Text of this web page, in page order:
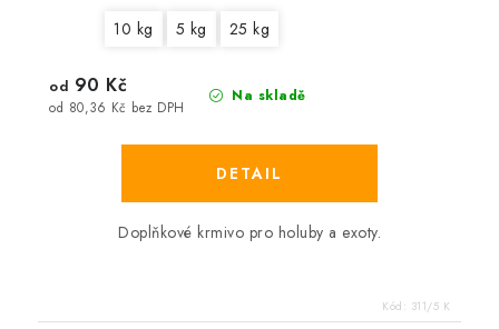
10 kg 5 kg 25 kg
Na skladě
od 80,36 Kč bez DPH
od 90 Kč
Doplňkové krmivo pro holuby a exoty.
Kód: 311/5 K